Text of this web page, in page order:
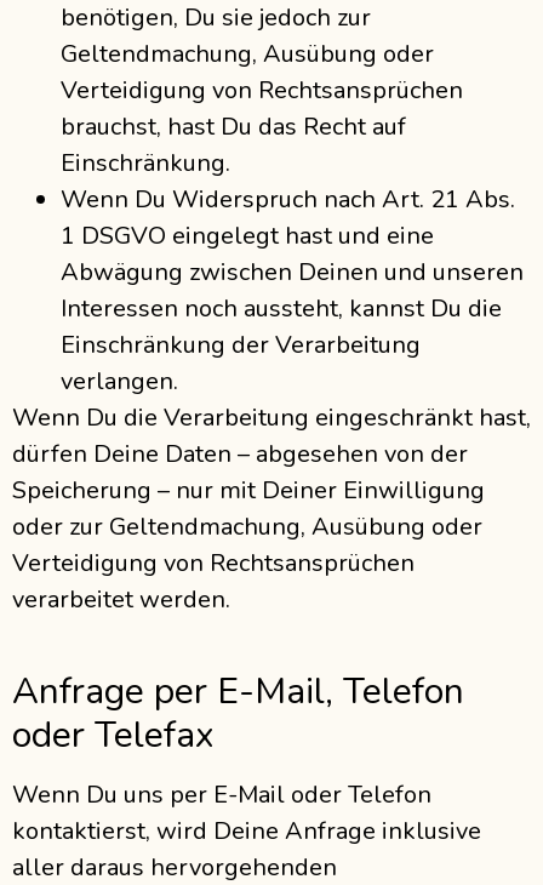
benötigen, Du sie jedoch zur
Geltendmachung, Ausübung oder
Verteidigung von Rechtsansprüchen
brauchst, hast Du das Recht auf
Einschränkung.
Wenn Du Widerspruch nach Art. 21 Abs.
1 DSGVO eingelegt hast und eine
Abwägung zwischen Deinen und unseren
Interessen noch aussteht, kannst Du die
Einschränkung der Verarbeitung
verlangen.
Wenn Du die Verarbeitung eingeschränkt hast,
dürfen Deine Daten – abgesehen von der
Speicherung – nur mit Deiner Einwilligung
oder zur Geltendmachung, Ausübung oder
Verteidigung von Rechtsansprüchen
verarbeitet werden.
Anfrage per E-Mail, Telefon
oder Telefax
Wenn Du uns per E-Mail oder Telefon
kontaktierst, wird Deine Anfrage inklusive
aller daraus hervorgehenden